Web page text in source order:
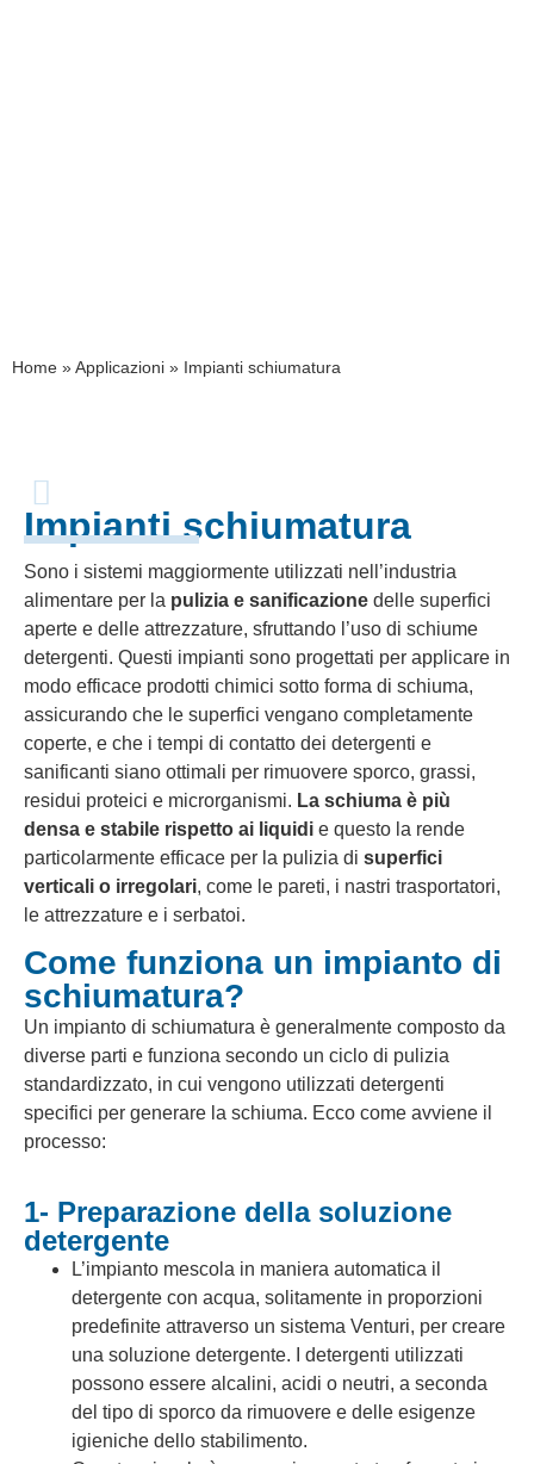
Home » Applicazioni » Impianti schiumatura
Impianti schiumatura
Sono i sistemi maggiormente utilizzati nell’industria
alimentare per la pulizia e sanificazione delle superfici
aperte e delle attrezzature, sfruttando l’uso di schiume
detergenti. Questi impianti sono progettati per applicare in
modo efficace prodotti chimici sotto forma di schiuma,
assicurando che le superfici vengano completamente
coperte, e che i tempi di contatto dei detergenti e
sanificanti siano ottimali per rimuovere sporco, grassi,
residui proteici e microrganismi. La schiuma è più
densa e stabile rispetto ai liquidi e questo la rende
particolarmente efficace per la pulizia di superfici
verticali o irregolari, come le pareti, i nastri trasportatori,
le attrezzature e i serbatoi.
Come funziona un impianto di
schiumatura?
Un impianto di schiumatura è generalmente composto da
diverse parti e funziona secondo un ciclo di pulizia
standardizzato, in cui vengono utilizzati detergenti
specifici per generare la schiuma. Ecco come avviene il
processo:
1- Preparazione della soluzione
detergente
L’impianto mescola in maniera automatica il
detergente con acqua, solitamente in proporzioni
predefinite attraverso un sistema Venturi, per creare
una soluzione detergente. I detergenti utilizzati
possono essere alcalini, acidi o neutri, a seconda
del tipo di sporco da rimuovere e delle esigenze
igieniche dello stabilimento.